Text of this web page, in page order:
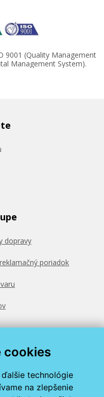
cookies
technológie
na zlepšenie
9001 (Quality Management
Management System).
dopravy
poriadok